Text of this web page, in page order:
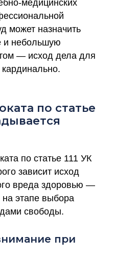
медицинских
может назначить
и небольшую
— исход дела для
по статье
по статье 111 УК
зависит исход
вреда здоровью —
этапе выбора
свободы.
при